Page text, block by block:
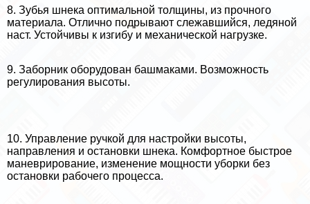
8. Зубья шнека оптимальной толщины, из прочного
материала. Отлично подрывают слежавшийся, ледяной
наст. Устойчивы к изгибу и механической нагрузке.
9. Заборник оборудован башмаками. Возможность
регулирования высоты.
10. Управление ручкой для настройки высоты,
направления и остановки шнека. Комфортное быстрое
маневрирование, изменение мощности уборки без
остановки рабочего процесса.